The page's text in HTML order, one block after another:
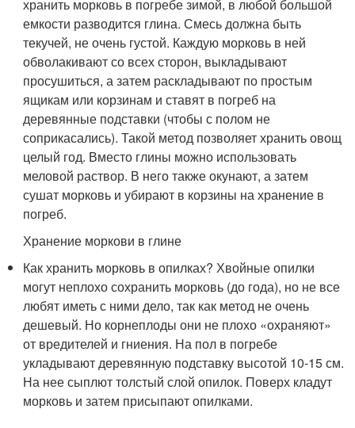
хранить морковь в погребе зимой, в любой большой
емкости разводится глина. Смесь должна быть
текучей, не очень густой. Каждую морковь в ней
обволакивают со всех сторон, выкладывают
просушиться, а затем раскладывают по простым
ящикам или корзинам и ставят в погреб на
деревянные подставки (чтобы с полом не
соприкасались). Такой метод позволяет хранить овощ
целый год. Вместо глины можно использовать
меловой раствор. В него также окунают, а затем
сушат морковь и убирают в корзины на хранение в
погреб.
Хранение моркови в глине
Как хранить морковь в опилках? Хвойные опилки
могут неплохо сохранить морковь (до года), но не все
любят иметь с ними дело, так как метод не очень
дешевый. Но корнеплоды они не плохо «охраняют»
от вредителей и гниения. На пол в погребе
укладывают деревянную подставку высотой 10-15 см.
На нее сыплют толстый слой опилок. Поверх кладут
морковь и затем присыпают опилками.